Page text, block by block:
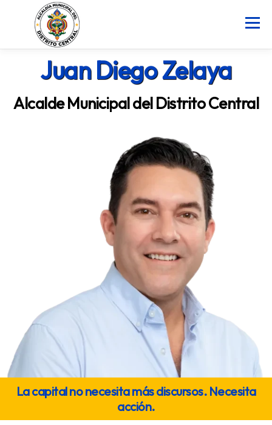
Menú
AMDC SERVICIOS NOTICIAS
PORTAL DE TRANSPARENCIA
Juan Diego Zelaya
Alcalde Municipal del Distrito Central
La capital no necesita más discursos. Necesita
acción.